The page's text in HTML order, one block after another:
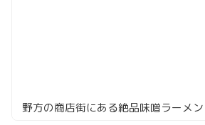
野方の商店街にある絶品味噌ラーメン